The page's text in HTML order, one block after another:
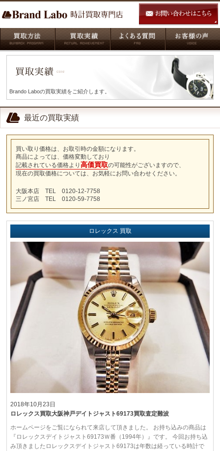
Brando Laboの買取実績をご紹介します。
最近の買取実績
買い取り価格は、お取引時の金額になります。
商品によっては、価格変動しており
記載されている価格より 高価買取の可能性がございますので、
現在の買取価格については、お気軽にお問い合わせください。
大阪本店 TEL 0120-12-7758
三ノ宮店 TEL 0120-59-7758
ロレックス 買取
2018年10月23日
ロレックス買取大阪神戸デイトジャスト69173買取査定難波
ホームページをご覧になられて来店して頂きました。 お持ち込みの商品は
『ロレックスデイトジャスト69173Ｗ番（1994年）』です。 今回お持ち込
み頂きましたロレックスデイトジャスト69173は年数は経っている時計で